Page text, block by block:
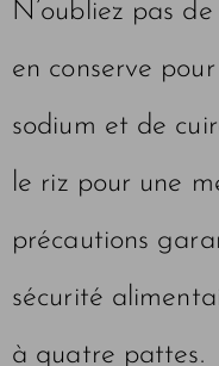
N’oubliez pas
en conserve
sodium et de
le riz pour une
précautions
sécurité
à quatre pattes.